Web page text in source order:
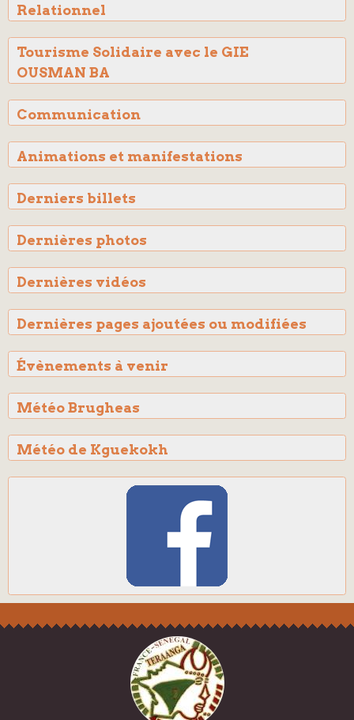
Relationnel
Tourisme Solidaire avec le GIE
OUSMAN BA
Communication
Animations et manifestations
Derniers billets
Dernières photos
Dernières vidéos
Dernières pages ajoutées ou modifiées
Évènements à venir
Météo Brugheas
Météo de Kguekokh